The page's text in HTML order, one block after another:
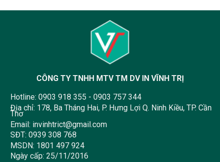
CÔNG TY TNHH MTV TM DV IN VĨNH TRỊ
Hotline: 0903 918 355 - 0903 757 344
Địa chỉ: 178, Ba Tháng Hai, P. Hưng Lợi Q. Ninh Kiều, TP. Cần
Thơ
Email: invinhtrict@gmail.com
SĐT: 0939 308 768
MSDN: 1801 497 924
Ngày cấp: 25/11/2016